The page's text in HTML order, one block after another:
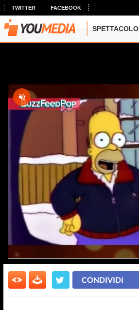
TWITTER FACEBOOK
SPETTACOLO
CONDIVIDI